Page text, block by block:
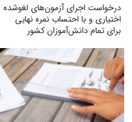
درخواست اجرای آزمون‌های لغوشده
اختیاری و با احتساب نمره نهایی
برای تمام دانش‌آموزان کشور